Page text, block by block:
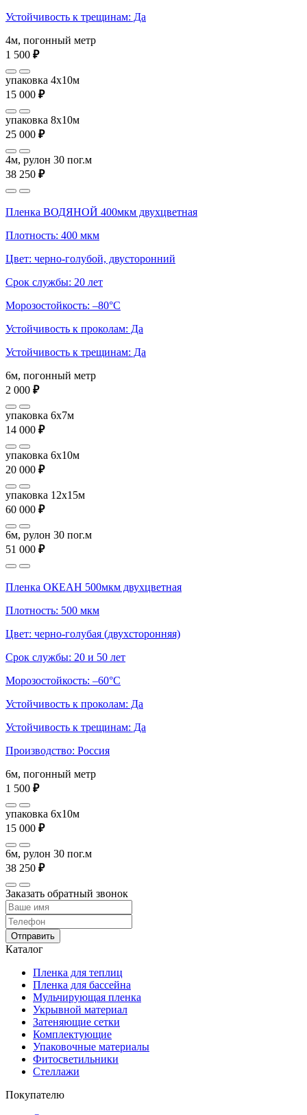
Устойчивость к трещинам: Да
4м, погонный метр
1 500 ₽
упаковка 4x10м
15 000 ₽
упаковка 8x10м
25 000 ₽
4м, рулон 30 пог.м
38 250 ₽
Пленка ВОДЯНОЙ 400мкм двухцветная
Плотность: 400 мкм
Цвет: черно-голубой, двусторонний
Срок службы: 20 лет
Морозостойкость: –80°С
Устойчивость к проколам: Да
Устойчивость к трещинам: Да
6м, погонный метр
2 000 ₽
упаковка 6x7м
14 000 ₽
упаковка 6x10м
20 000 ₽
упаковка 12x15м
60 000 ₽
6м, рулон 30 пог.м
51 000 ₽
Пленка ОКЕАН 500мкм двухцветная
Плотность: 500 мкм
Цвет: черно-голубая (двухсторонняя)
Срок службы: 20 и 50 лет
Морозостойкость: –60°С
Устойчивость к проколам: Да
Устойчивость к трещинам: Да
Производство: Россия
6м, погонный метр
1 500 ₽
упаковка 6x10м
15 000 ₽
6м, рулон 30 пог.м
38 250 ₽
Заказать обратный звонок
Отправить
Каталог
Пленка для теплиц
Пленка для бассейна
Мульчирующая пленка
Укрывной материал
Затеняющие сетки
Комплектующие
Упаковочные материалы
Фитосветильники
Стеллажи
Покупателю